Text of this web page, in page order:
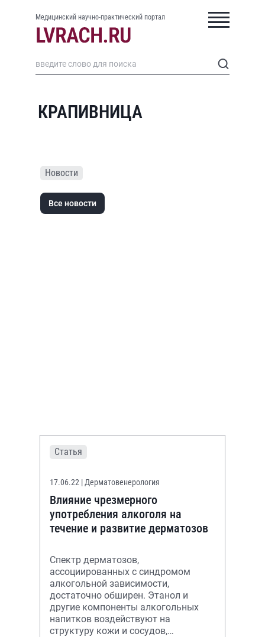
Медицинский научно-практический портал
КРАПИВНИЦА
Новости
Все новости
Статья
17.06.22 | Дерматовенерология
Влияние чрезмерного
употребления алкоголя на
течение и развитие дерматозов
Спектр дерматозов,
ассоциированных с синдромом
алкогольной зависимости,
достаточно обширен. Этанол и
другие компоненты алкогольных
напитков воздействуют на
структуру кожи и сосудов,